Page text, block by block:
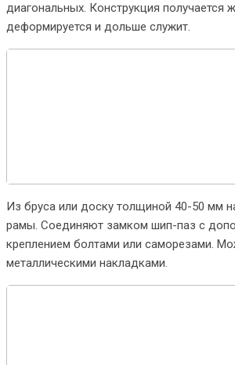
диагональных. Конструкция получается
деформируется и дольше служит.
Из бруса или доску толщиной 40-50 мм
рамы. Соединяют замком шип-паз с
креплением болтами или саморезами.
металлическими накладками.